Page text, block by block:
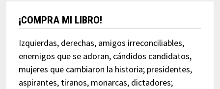
¡COMPRA MI LIBRO!
Izquierdas, derechas, amigos irreconciliables,
enemigos que se adoran, cándidos candidatos,
mujeres que cambiaron la historia; presidentes,
aspirantes, tiranos, monarcas, dictadores;